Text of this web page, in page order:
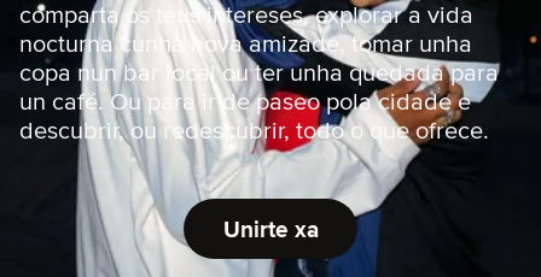
comparta os teus intereses, explorar a vida
nocturna cunha nova amizade, tomar unha
copa nun bar local ou ter unha quedada para
un café. Ou para ir de paseo pola cidade e
descubrir, ou redescubrir, todo o que ofrece.
Unirte xa